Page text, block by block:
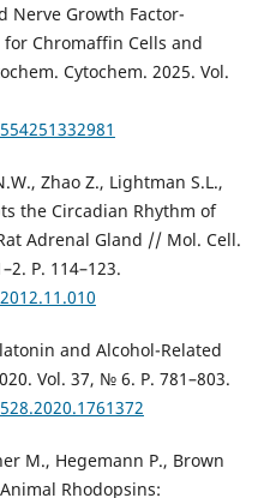
Nerve Growth Factor-
for Chromaffin Cells and
Cytochem. 2025. Vol.
Zhao Z., Lightman S.L.,
the Circadian Rhythm of
Adrenal Gland // Mol. Cell.
P. 114–123.
and Alcohol-Related
Vol. 37, № 6. Р. 781–803.
M., Hegemann P., Brown
Rhodopsins: